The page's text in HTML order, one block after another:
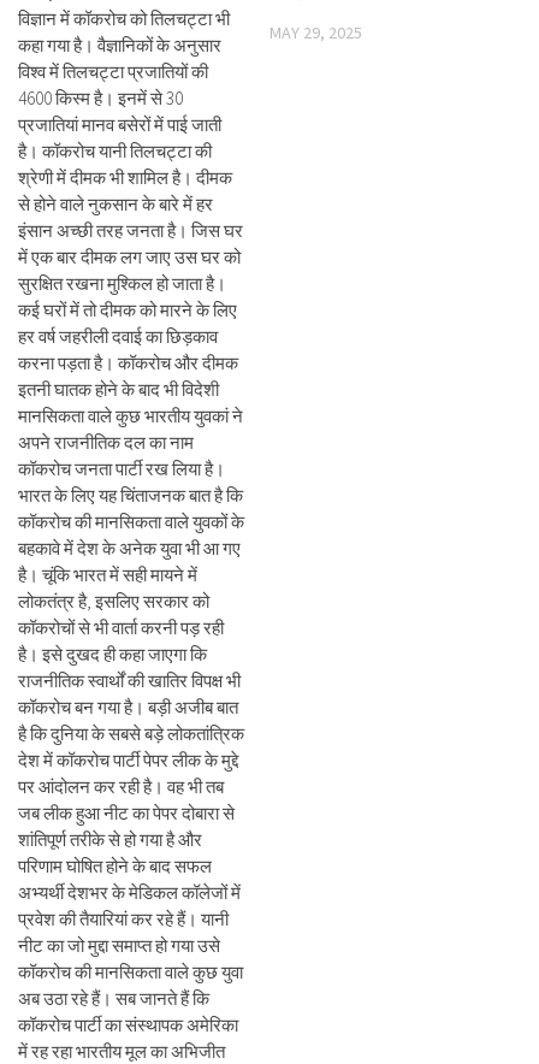
विज्ञान में कॉकरोच को तिलचट्टा भी
कहा गया है। वैज्ञानिकों के अनुसार
विश्व में तिलचट्टा प्रजातियों की
4600 किस्म है। इनमें से 30
प्रजातियां मानव बसेरों में पाई जाती
है। कॉकरोच यानी तिलचट्टा की
श्रेणी में दीमक भी शामिल है। दीमक
से होने वाले नुकसान के बारे में हर
इंसान अच्छी तरह जनता है। जिस घर
में एक बार दीमक लग जाए उस घर को
सुरक्षित रखना मुश्किल हो जाता है।
कई घरों में तो दीमक को मारने के लिए
हर वर्ष जहरीली दवाई का छिड़काव
करना पड़ता है। कॉकरोच और दीमक
इतनी घातक होने के बाद भी विदेशी
मानसिकता वाले कुछ भारतीय युवकां ने
अपने राजनीतिक दल का नाम
कॉकरोच जनता पार्टी रख लिया है।
भारत के लिए यह चिंताजनक बात है कि
कॉकरोच की मानसिकता वाले युवकों के
बहकावे में देश के अनेक युवा भी आ गए
है। चूंकि भारत में सही मायने में
लोकतंत्र है, इसलिए सरकार को
कॉकरोचों से भी वार्ता करनी पड़ रही
है। इसे दुखद ही कहा जाएगा कि
राजनीतिक स्वार्थों की खातिर विपक्ष भी
कॉकरोच बन गया है। बड़ी अजीब बात
है कि दुनिया के सबसे बड़े लोकतांत्रिक
देश में कॉकरोच पार्टी पेपर लीक के मुद्दे
पर आंदोलन कर रही है। वह भी तब
जब लीक हुआ नीट का पेपर दोबारा से
शांतिपूर्ण तरीके से हो गया है और
परिणाम घोषित होने के बाद सफल
अभ्यर्थी देशभर के मेडिकल कॉलेजों में
प्रवेश की तैयारियां कर रहे हैं। यानी
नीट का जो मुद्दा समाप्त हो गया उसे
कॉकरोच की मानसिकता वाले कुछ युवा
अब उठा रहे हैं। सब जानते हैं कि
कॉकरोच पार्टी का संस्थापक अमेरिका
में रह रहा भारतीय मूल का अभिजीत
MAY 29, 2025